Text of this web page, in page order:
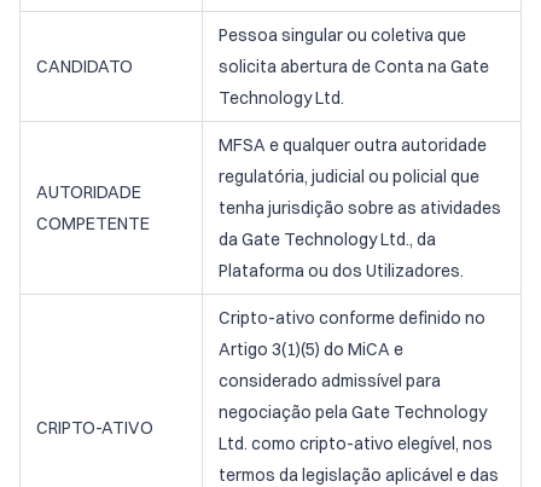
CANDIDATO
Pessoa singular ou coletiva que
solicita abertura de Conta na Gate
Technology Ltd.
AUTORIDADE
COMPETENTE
MFSA e qualquer outra autoridade
regulatória, judicial ou policial que
tenha jurisdição sobre as atividades
da Gate Technology Ltd., da
Plataforma ou dos Utilizadores.
CRIPTO-ATIVO
Cripto-ativo conforme definido no
Artigo 3(1)(5) do MiCA e
considerado admissível para
negociação pela Gate Technology
Ltd. como cripto-ativo elegível, nos
termos da legislação aplicável e das